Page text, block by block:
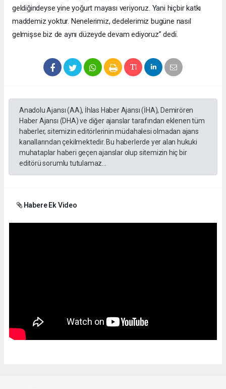
geldiğindeyse yine yoğurt mayası veriyoruz. Yani hiçbir katkı
maddemiz yoktur. Nenelerimiz, dedelerimiz bugüne nasıl
gelmişse biz de aynı düzeyde devam ediyoruz” dedi.
Anadolu Ajansı (AA), İhlas Haber Ajansı (İHA), Demirören
Haber Ajansı (DHA) ve diğer ajanslar tarafından eklenen tüm
haberler, sitemizin editörlerinin müdahalesi olmadan ajans
kanallarından çekilmektedir. Bu haberlerde yer alan hukuki
muhataplar haberi geçen ajanslar olup sitemizin hiç bir
editörü sorumlu tutulamaz...
Habere Ek Video